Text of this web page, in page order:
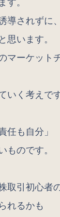
す。
導されずに
思います。
マーケット
いく考えです
任も自分」
ものです。
取引初心者
れるかも